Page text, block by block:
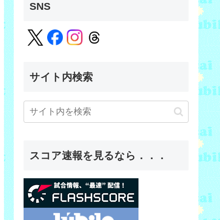
SNS
サイト内検索
スコア速報を見るなら．．．